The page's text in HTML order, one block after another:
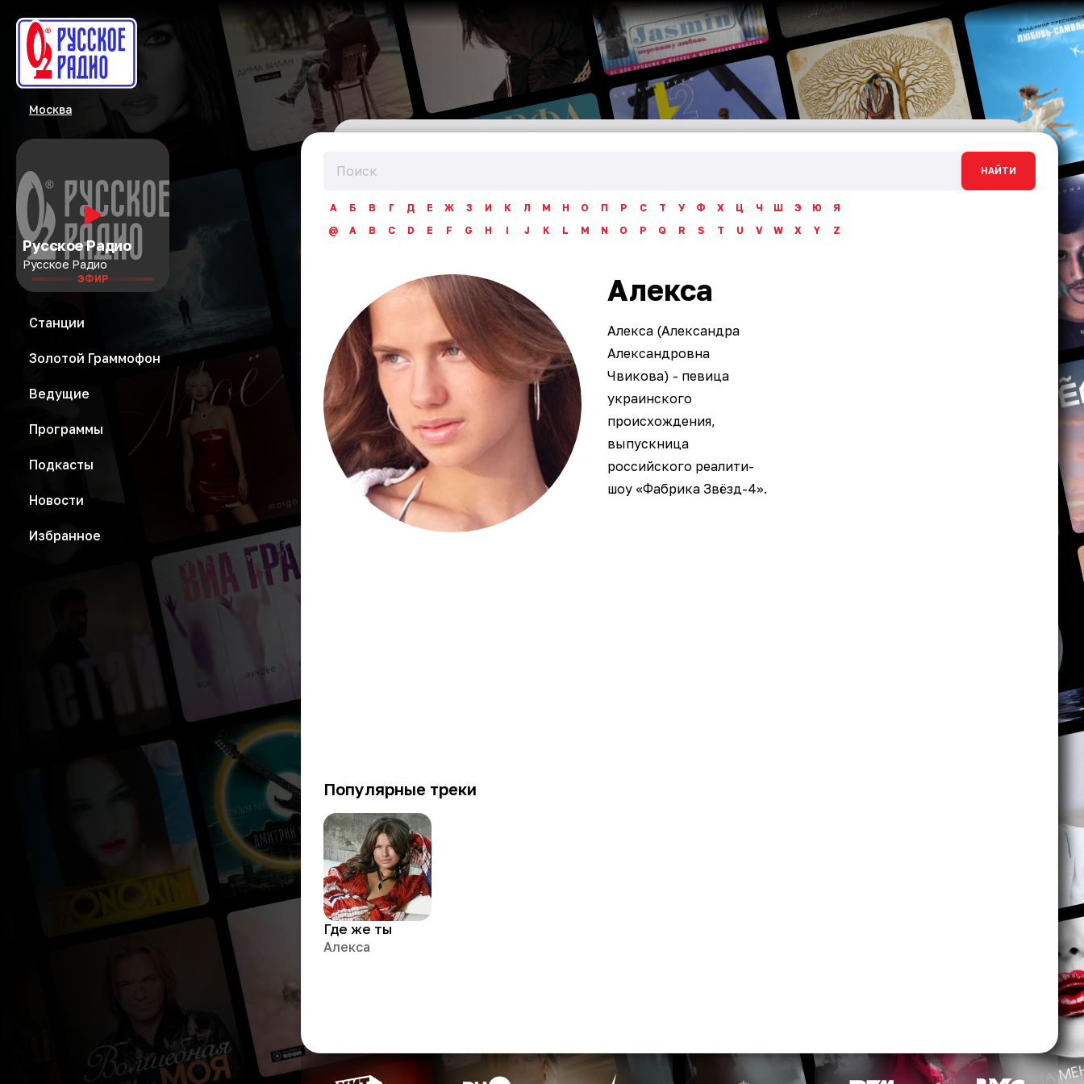
Москва
Русское Радио
Русское Радио
ЭФИР
Станции
Золотой Граммофон
Ведущие
Программы
Подкасты
Новости
Избранное
НАЙТИ
А Б В Г Д Е Ж З И К Л М Н О П Р С Т У Ф Х Ц Ч Ш Э Ю
Я
@
A B C D E F G H I J K L M N O P Q R S T U V W X Y Z
Алекса
Алекса (Александра
Александровна
Чвикова) - певица
украинского
происхождения,
выпускница
российского реалити-
шоу «Фабрика Звёзд-4».
Популярные треки
Где же ты
Алекса